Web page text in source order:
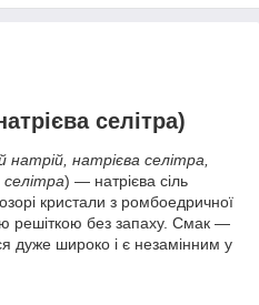
селітра)
натрій, натрієва селітра,
селітра) — натрієва сіль
кристали з ромбоедричної
решіткою без запаху. Смак —
дуже широко і є незамінним у